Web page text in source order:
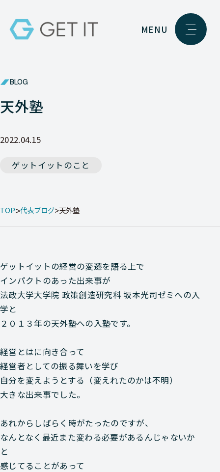
MENU
BLOG
天外塾
2022.04.15
ゲットイットのこと
TOP 代表ブログ 天外塾
ゲットイットの経営の変遷を語る上で
インパクトのあった出来事が
法政大学大学院 政策創造研究科 坂本光司ゼミへの入
学と
２０１３年の天外塾への入塾です。
経営とはに向き合って
経営者としての振る舞いを学び
自分を変えようとする（変えれたのかは不明）
大きな出来事でした。
あれからしばらく時がたったのですが、
なんとなく最近また変わる必要があるんじゃないか
と
感じてることがあって